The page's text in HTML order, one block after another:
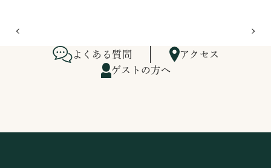
よくある質問
アクセス
ゲストの方へ